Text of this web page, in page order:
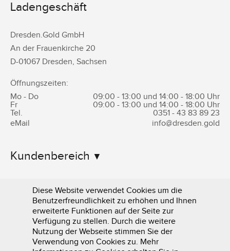
Ladengeschäft
Dresden.Gold GmbH
An der Frauenkirche 20
D-01067 Dresden, Sachsen
Öffnungszeiten:
Mo - Do
09:00 - 13:00 und 14:00 - 18:00 Uhr
Fr
09:00 - 13:00 und 14:00 - 18:00 Uhr
Tel.
0351 - 43 83 89 23
eMail
info@dresden.gold
Kundenbereich
Informationen
Diese Website verwendet Cookies um die
Benutzerfreundlichkeit zu erhöhen und Ihnen
erweiterte Funktionen auf der Seite zur
Verfügung zu stellen. Durch die weitere
Nutzung der Webseite stimmen Sie der
Verwendung von Cookies zu. Mehr